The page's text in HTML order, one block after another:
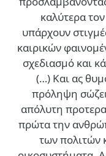
καλύτερα
υπάρχουν
καιρικών
σχεδιασμό και
(…) Και ας
πρόληψη
απόλυτη
πρώτα την
των πολιτών